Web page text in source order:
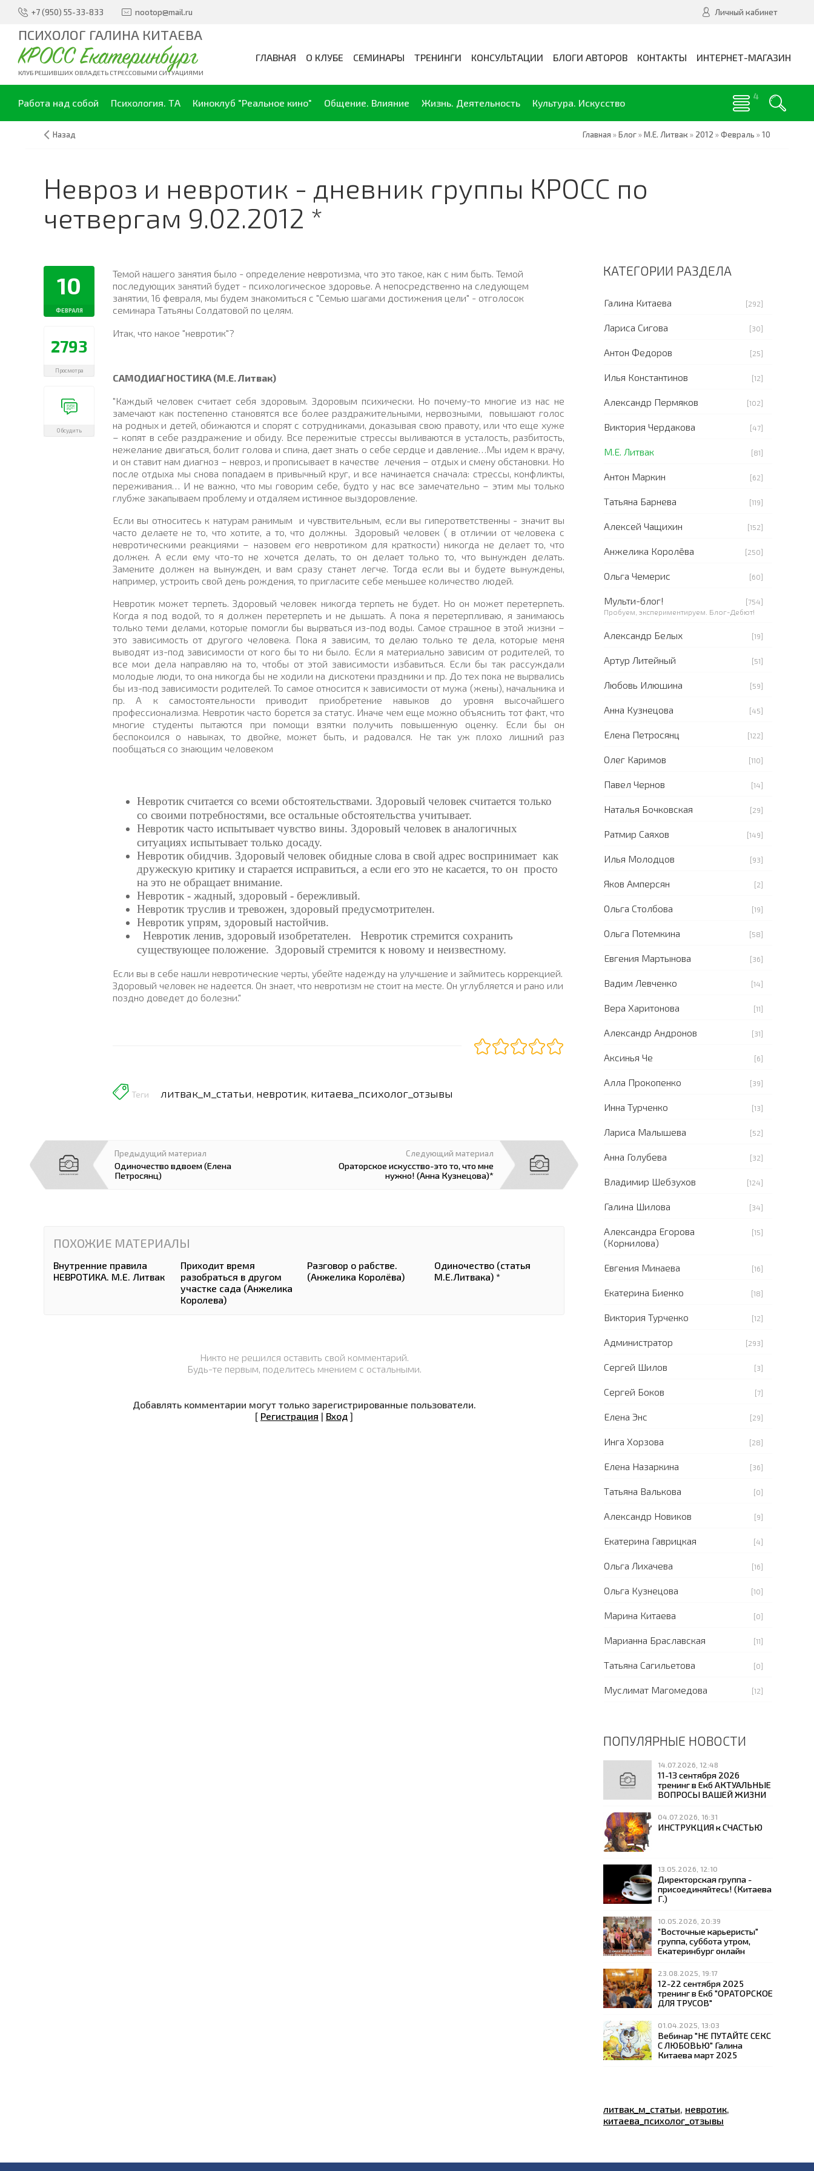
+7 (950) 55-33-833 nootop@mail.ru Личный кабинет
ПСИХОЛОГ ГАЛИНА КИТАЕВА
КРОСС Екатеринбург
КЛУБ РЕШИВШИХ ОВЛАДЕТЬ СТРЕССОВЫМИ СИТУАЦИЯМИ
ГЛАВНАЯ О КЛУБЕ СЕМИНАРЫ ТРЕНИНГИ КОНСУЛЬТАЦИИ БЛОГИ АВТОРОВ КОНТАКТЫ ИНТЕРНЕТ-МАГАЗИН
Работа над собой Психология. ТА Киноклуб "Реальное кино" Общение. Влияние Жизнь. Деятельность Культура. Искусство
Назад Главная »Блог»М.Е. Литвак » 2012 »Февраль »10
Невроз и невротик - дневник группы КРОСС по
четвергам 9.02.2012 *
10
ФЕВРАЛЯ
2793
Просмотра
Обсудить
Темой нашего занятия было - определение невротизма, что это такое, как с ним быть. Темой
последующих занятий будет - психологическое здоровье. А непосредственно на следующем
занятии, 16 февраля, мы будем знакомиться с "Семью шагами достижения цели" - отголосок
семинара Татьяны Солдатовой по целям.
Итак, что накое "невротик"?
САМОДИАГНОСТИКА (М.Е. Литвак)
"Каждый человек считает себя здоровым. Здоровым психически. Но почему-то многие из нас не
замечают как постепенно становятся все более раздражительными, нервозными,
повышают голос
на родных и детей, обижаются и спорят с сотрудниками, доказывая свою правоту, или что еще хуже
– копят в себе раздражение и обиду. Все пережитые стрессы выливаются в усталость, разбитость,
нежелание двигаться, болит голова и спина, дает знать о себе сердце и давление…Мы идем к врачу,
и он ставит нам диагноз – невроз, и прописывает в качестве лечения – отдых и смену обстановки. Но
после отдыха мы снова попадаем в привычный круг, и все начинается сначала: стрессы, конфликты,
переживания… И не важно, что мы говорим себе, будто у нас все замечательно – этим мы только
глубже закапываем проблему и отдаляем истинное выздоровление.
Если вы относитесь к натурам ранимым
и чувствительным, если вы гиперответственны - значит вы
часто делаете не то, что хотите, а то, что должны.
Здоровый человек ( в отличии от человека с
невротическими реакциями – назовем его невротиком для краткости) никогда не делает то, что
должен. А если ему что-то не хочется делать, то он делает только то, что вынужден делать.
Замените должен навынужден, и вам сразу станет легче. Тогда если вы и будетевынуждены,
например, устроить свой день рождения, то пригласите себе меньшее количество людей.
Невротик может терпеть. Здоровый человек никогда терпеть не будет. Но он может перетерпеть.
Когда я под водой, то я должен перетерпеть и не дышать. А пока я перетерпливаю, я занимаюсь
только теми делами, которые помогли бы вырваться из-под воды. Самое страшное в этой жизни –
это зависимость от другого человека. Пока я зависим, то делаю только те дела, которые меня
выводят из-под зависимости от кого бы то ни было. Если я материально зависим от родителей, то
все мои дела направляю на то, чтобы от этой зависимости избавиться. Если бы так рассуждали
молодые люди, то она никогда бы не ходили на дискотеки праздники и пр. До тех пока не вырвались
бы из-под зависимости родителей. То самое относится к зависимости от мужа (жены), начальника и
пр. А к самостоятельности приводит приобретение навыков до уровня высочайшего
профессионализма. Невротик часто борется за статус. Иначе чем еще можно объяснить тот факт, что
многие студенты пытаются при помощи взятки получить повышенную оценку. Если бы он
беспокоился о навыках, то двойке, может быть, и радовался. Не так уж плохо лишний раз
пообщаться со знающим человеком
Невротик считается со всеми обстоятельствами. Здоровый человек считается только
со своими потребностями, все остальные обстоятельства учитывает.
Невротик часто испытывает чувство вины. Здоровый человек в аналогичных
ситуациях испытывает только досаду.
Невротик обидчив. Здоровый человек обидные слова в свой адрес воспринимает как
дружескую критику и старается исправиться, а если его это не касается, то он просто
на это не обращает внимание.
Невротик - жадный, здоровый - бережливый.
Невротик труслив и тревожен, здоровый предусмотрителен.
Невротик упрям, здоровый настойчив.
Невротик ленив, здоровый изобретателен. Невротик стремится сохранить
существующее положение. Здоровый стремится к новому и неизвестному.
Если вы в себе нашли невротические черты, убейте надежду на улучшение и займитесь коррекцией.
Здоровый человек не надеется. Он знает, что невротизм не стоит на месте. Он углубляется и рано или
поздно доведет до болезни."
Теги литвак_м_статьи невротик китаева_психолог_отзывы
Предыдущий материал
Одиночество вдвоем (Елена
Петросянц)
Следующий материал
Ораторское искусство-это то, что мне
нужно! (Анна Кузнецова)*
ПОХОЖИЕ МАТЕРИАЛЫ
Внутренние правила
НЕВРОТИКА. М.Е. Литвак
Приходит время
разобраться в другом
участке сада (Анжелика
Королева)
Разговор о рабстве.
(Анжелика Королёва)
Одиночество (статья
М.Е.Литвака) *
Никто не решился оставить свой комментарий.
Будь-те первым, поделитесь мнением с остальными.
Добавлять комментарии могут только зарегистрированные пользователи.
[ Регистрация | Вход ]
КАТЕГОРИИ РАЗДЕЛА
Галина Китаева [292]
Лариса Сигова [30]
Антон Федоров [25]
Илья Константинов [12]
Александр Пермяков [102]
Виктория Чердакова [47]
М.Е. Литвак [81]
Антон Маркин [62]
Татьяна Барнева [119]
Алексей Чащихин [152]
Анжелика Королёва [250]
Ольга Чемерис [60]
Мульти-блог!
[754]
Пробуем, экспериментируем. Блог-Дебют!
Александр Белых [19]
Артур Литейный [51]
Любовь Илюшина [59]
Анна Кузнецова [45]
Елена Петросянц [122]
Олег Каримов [110]
Павел Чернов [14]
Наталья Бочковская [29]
Ратмир Саяхов [149]
Илья Молодцов [93]
Яков Амперсян [2]
Ольга Столбова [19]
Ольга Потемкина [58]
Евгения Мартынова [36]
Вадим Левченко [14]
Вера Харитонова [11]
Александр Андронов [31]
Аксинья Че [6]
Алла Прокопенко [39]
Инна Турченко [13]
Лариса Малышева [52]
Анна Голубева [32]
Владимир Шебзухов [124]
Галина Шилова [34]
Александра Егорова
(Корнилова)
[15]
Евгения Минаева [16]
Екатерина Биенко [18]
Виктория Турченко [12]
Администратор [293]
Сергей Шилов [3]
Сергей Боков [7]
Елена Энс [29]
Инга Хорзова [28]
Елена Назаркина [36]
Татьяна Валькова [0]
Александр Новиков [9]
Екатерина Гаврицкая [4]
Ольга Лихачева [16]
Ольга Кузнецова [10]
Марина Китаева [0]
Марианна Браславская [11]
Татьяна Сагильетова [0]
Муслимат Магомедова [12]
ПОПУЛЯРНЫЕ НОВОСТИ
14.07.2026, 12:48
11-13 сентября 2026
тренинг в Екб АКТУАЛЬНЫЕ
ВОПРОСЫ ВАШЕЙ ЖИЗНИ
04.07.2026, 16:31
ИНСТРУКЦИЯ к СЧАСТЬЮ
13.05.2026, 12:10
Директорская группа -
присоединяйтесь! (Китаева
Г.)
10.05.2026, 20:39
"Восточные карьеристы"
группа, суббота утром,
Екатеринбург онлайн
23.08.2025, 19:17
12-22 сентября 2025
тренинг в Екб "ОРАТОРСКОЕ
ДЛЯ ТРУСОВ"
01.04.2025, 13:03
Вебинар "НЕ ПУТАЙТЕ СЕКС
С ЛЮБОВЬЮ" Галина
Китаева март 2025
литвак_м_статьи, невротик,
китаева_психолог_отзывы